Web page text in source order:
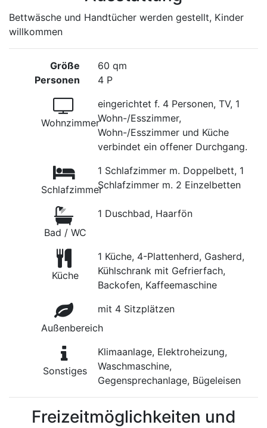
Bettwäsche und Handtücher werden gestellt, Kinder
willkommen
Größe
Personen
60 qm
4 P
Wohnzimmer
eingerichtet f. 4 Personen, TV, 1
Wohn-/Esszimmer,
Wohn-/Esszimmer und Küche
verbindet ein offener Durchgang.
Schlafzimmer
1 Schlafzimmer m. Doppelbett, 1
Schlafzimmer m. 2 Einzelbetten
Bad / WC
1 Duschbad, Haarfön
Küche
1 Küche, 4-Plattenherd, Gasherd,
Kühlschrank mit Gefrierfach,
Backofen, Kaffeemaschine
Außenbereich
mit 4 Sitzplätzen
Sonstiges
Klimaanlage, Elektroheizung,
Waschmaschine,
Gegensprechanlage, Bügeleisen
Freizeitmöglichkeiten und